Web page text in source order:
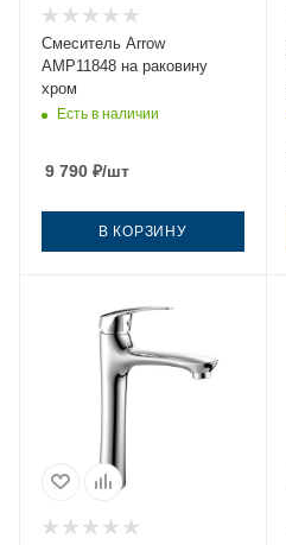
Смеситель Arrow
AMP11848 на раковину
хром
Есть в наличии
9 790 ₽/шт
В КОРЗИНУ